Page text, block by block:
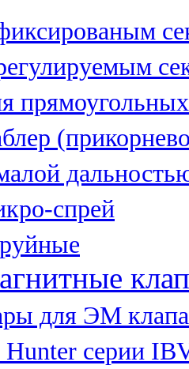
спрей
для ЭМ
серии